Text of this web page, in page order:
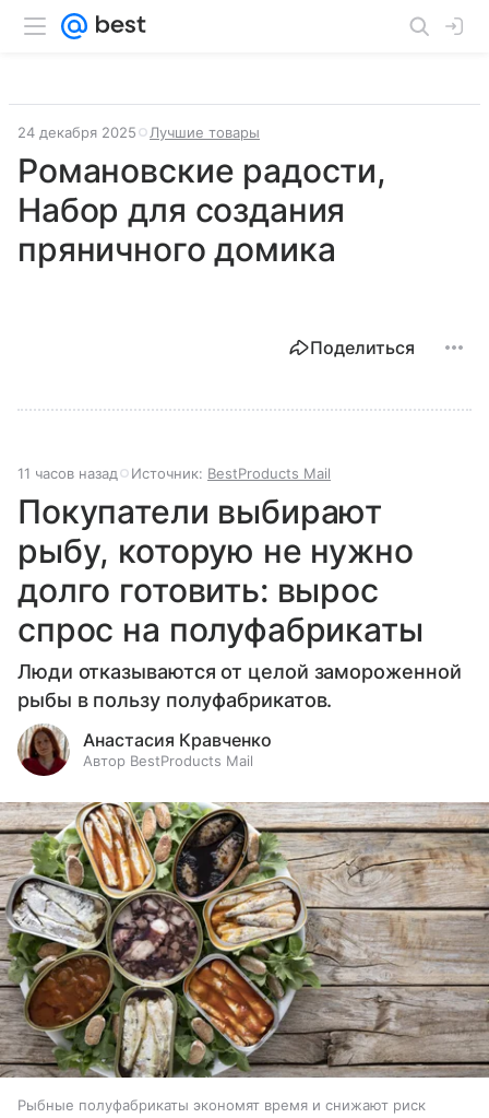
24 декабря 2025 Лучшие товары
Романовские радости,
Набор для создания
пряничного домика
Поделиться
11 часов назад Источник: BestProducts Mail
Покупатели выбирают
рыбу, которую не нужно
долго готовить: вырос
спрос на полуфабрикаты
Люди отказываются от целой замороженной
рыбы в пользу полуфабрикатов.
Анастасия Кравченко
Автор BestProducts Mail
Рыбные полуфабрикаты экономят время и снижают риск